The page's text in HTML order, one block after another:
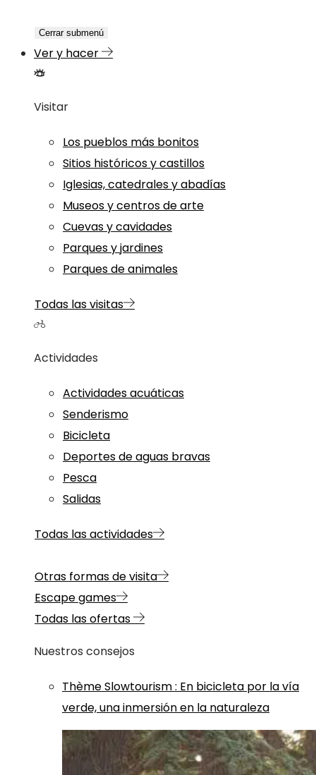
Cerrar submenú
Ver y hacer
Visitar
Los pueblos más bonitos
Sitios históricos y castillos
Iglesias, catedrales y abadías
Museos y centros de arte
Cuevas y cavidades
Parques y jardines
Parques de animales
Todas las visitas
Actividades
Actividades acuáticas
Senderismo
Bicicleta
Deportes de aguas bravas
Pesca
Salidas
Todas las actividades
Otras formas de visita
Escape games
Todas las ofertas
Nuestros consejos
ThèmeSlowtourism: En bicicleta por la vía
verde, una inmersión en la naturaleza